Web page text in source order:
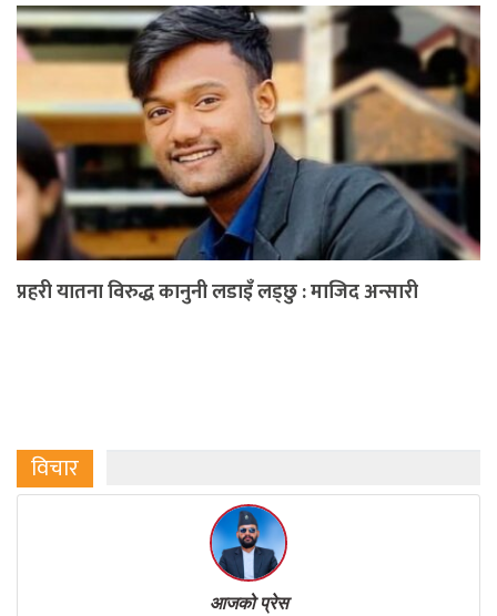
प्रहरी यातना विरुद्ध कानुनी लडाइँ लड्छु : माजिद अन्सारी
विचार
आजको प्रेस